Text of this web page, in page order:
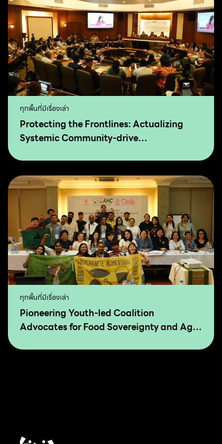
ทุกพื้นที่มีเรื่องเล่า
Protecting the Frontlines: Actualizing
Systemic Community-drive
ทุกพื้นที่มีเรื่องเล่า
Pioneering Youth-led Coalition
Advocates for Food Sovereignty and Agro